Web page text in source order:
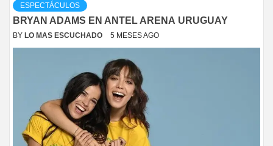
ESPECTÁCULOS
BRYAN ADAMS EN ANTEL ARENA URUGUAY
BY LO MAS ESCUCHADO 5 MESES AGO